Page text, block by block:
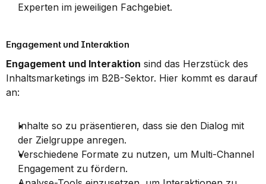
Experten im jeweiligen Fachgebiet.
Engagement und Interaktion
Engagement und Interaktion sind das Herzstück des
Inhaltsmarketings im B2B-Sektor. Hier kommt es darauf
an:
Inhalte so zu präsentieren, dass sie den Dialog mit
der Zielgruppe anregen.
Verschiedene Formate zu nutzen, um Multi-Channel
Engagement zu fördern.